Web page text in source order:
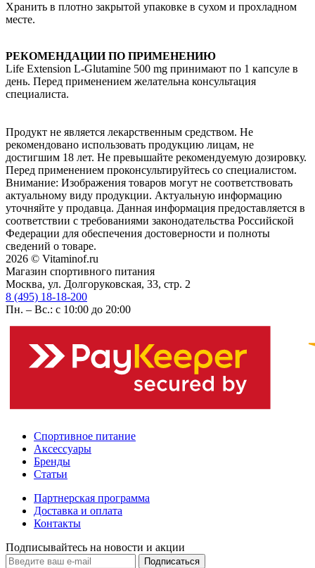
Хранить в плотно закрытой упаковке в сухом и прохладном
месте.
РЕКОМЕНДАЦИИ ПО ПРИМЕНЕНИЮ
Life Extension L-Glutamine 500 mg принимают по 1 капсуле в
день. Перед применением желательна консультация
специалиста.
Продукт не является лекарственным средством. Не
рекомендовано использовать продукцию лицам, не
достигшим 18 лет. Не превышайте рекомендуемую дозировку.
Перед применением проконсультируйтесь со специалистом.
Внимание: Изображения товаров могут не соответствовать
актуальному виду продукции. Актуальную информацию
уточняйте у продавца. Данная информация предоставляется в
соответствии с требованиями законодательства Российской
Федерации для обеспечения достоверности и полноты
сведений о товаре.
2026 © Vitaminof.ru
Магазин спортивного питания
Москва, ул. Долгоруковская, 33, стр. 2
8 (495) 18-18-200
Пн. – Вс.: с 10:00 до 20:00
Спортивное питание
Аксессуары
Бренды
Статьи
Партнерская программа
Доставка и оплата
Контакты
Подписывайтесь на новости и акции
Подписаться